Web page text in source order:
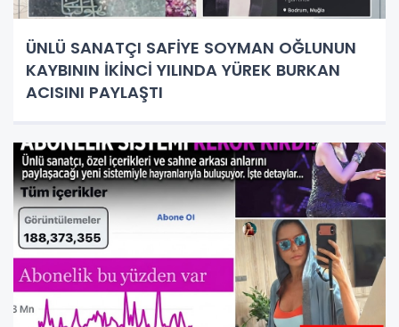
ÜNLÜ SANATÇI SAFİYE SOYMAN OĞLUNUN
KAYBININ İKİNCİ YILINDA YÜREK BURKAN
ACISINI PAYLAŞTI